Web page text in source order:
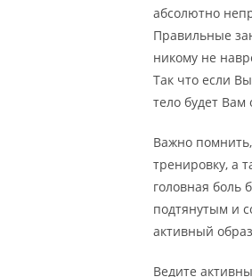
абсолютно
Правильные
никому не
Так что если
тело будет Вам
Важно
тренировку, а
головная боль
подтянутым и
активный
Ведите